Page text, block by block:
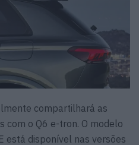
compartilhará as
com o Q6 e-tron. O modelo
está disponível nas versões